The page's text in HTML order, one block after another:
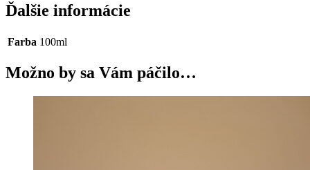
Ďalšie informácie
Farba 100ml
Možno by sa Vám páčilo…